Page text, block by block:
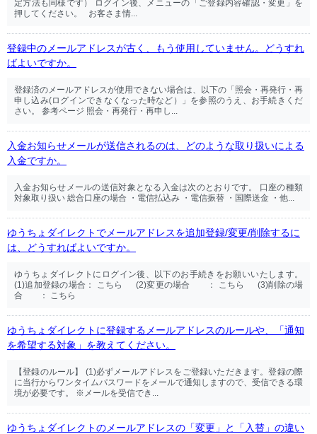
定方法も同様です） ログイン後、メニューの「ご登録内容確認・変更」を
押してください。 お客さま情...
登録中のメールアドレスが古く、もう使用していません。どうすれ
ばよいですか。
登録済のメールアドレスが使用できない場合は、以下の「照会・再発行・再
申し込み(ログインできなくなった時など）」を参照のうえ、お手続きくだ
さい。 参考ページ 照会・再発行・再申し...
入金お知らせメールが送信されるのは、どのような取り扱いによる
入金ですか。
入金お知らせメールの送信対象となる入金は次のとおりです。 口座の種類
対象取り扱い 総合口座の場合 ・電信払込み ・電信振替 ・国際送金 ・他...
ゆうちょダイレクトでメールアドレスを追加登録/変更/削除するに
は、どうすればよいですか。
ゆうちょダイレクトにログイン後、以下のお手続きをお願いいたします。
(1)追加登録の場合： こちら (2)変更の場合 ： こちら (3)削除の場
合 ： こちら
ゆうちょダイレクトに登録するメールアドレスのルールや、「通知
を希望する対象」を教えてください。
【登録のルール】 (1)必ずメールアドレスをご登録いただきます。登録の際
に当行からワンタイムパスワードをメールで通知しますので、受信できる環
境が必要です。 ※メールを受信でき...
ゆうちょダイレクトのメールアドレスの「変更」と「入替」の違い